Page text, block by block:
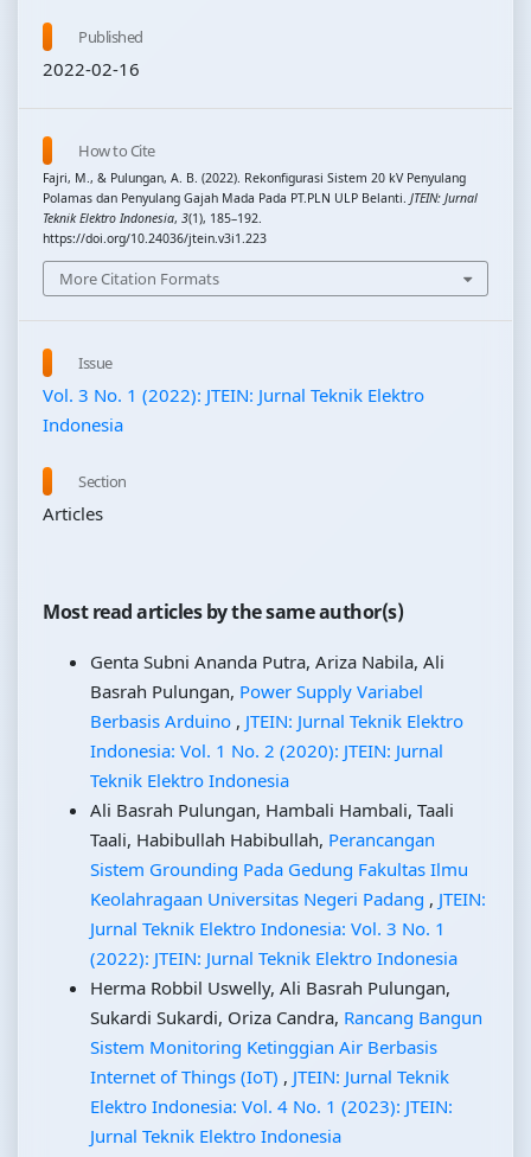
Published
2022-02-16
How to Cite
Fajri, M., & Pulungan, A. B. (2022). Rekonfigurasi Sistem 20 kV Penyulang
Polamas dan Penyulang Gajah Mada Pada PT.PLN ULP Belanti. JTEIN: Jurnal
Teknik Elektro Indonesia, 3(1), 185–192.
https://doi.org/10.24036/jtein.v3i1.223
More Citation Formats
Issue
Vol. 3 No. 1 (2022): JTEIN: Jurnal Teknik Elektro
Indonesia
Section
Articles
Most read articles by the same author(s)
Genta Subni Ananda Putra, Ariza Nabila, Ali
Basrah Pulungan, Power Supply Variabel
Berbasis Arduino , JTEIN: Jurnal Teknik Elektro
Indonesia: Vol. 1 No. 2 (2020): JTEIN: Jurnal
Teknik Elektro Indonesia
Ali Basrah Pulungan, Hambali Hambali, Taali
Taali, Habibullah Habibullah, Perancangan
Sistem Grounding Pada Gedung Fakultas Ilmu
Keolahragaan Universitas Negeri Padang , JTEIN:
Jurnal Teknik Elektro Indonesia: Vol. 3 No. 1
(2022): JTEIN: Jurnal Teknik Elektro Indonesia
Herma Robbil Uswelly, Ali Basrah Pulungan,
Sukardi Sukardi, Oriza Candra, Rancang Bangun
Sistem Monitoring Ketinggian Air Berbasis
Internet of Things (IoT) , JTEIN: Jurnal Teknik
Elektro Indonesia: Vol. 4 No. 1 (2023): JTEIN:
Jurnal Teknik Elektro Indonesia